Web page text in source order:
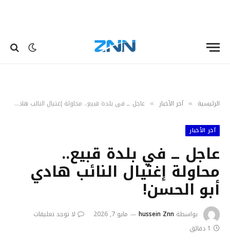
الرئيسية » آخر الٲخبار » عاجل ــ في بلدة قبيع.. محاولة إغتيال النائب هادي أبو الحسن!
آخر الٲخبار
عاجل ــ في بلدة قبيع..
محاولة إغتيال النائب هادي
أبو الحسن!
بواسطة hussein Znn مايو 7, 2026
لا توجد تعليقات
1 دقائق